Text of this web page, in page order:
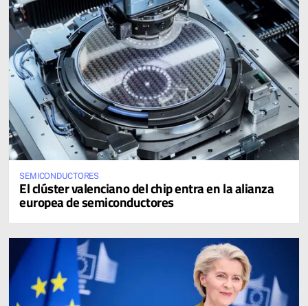
SEMICONDUCTORES
El clúster valenciano del chip entra en la alianza
europea de semiconductores